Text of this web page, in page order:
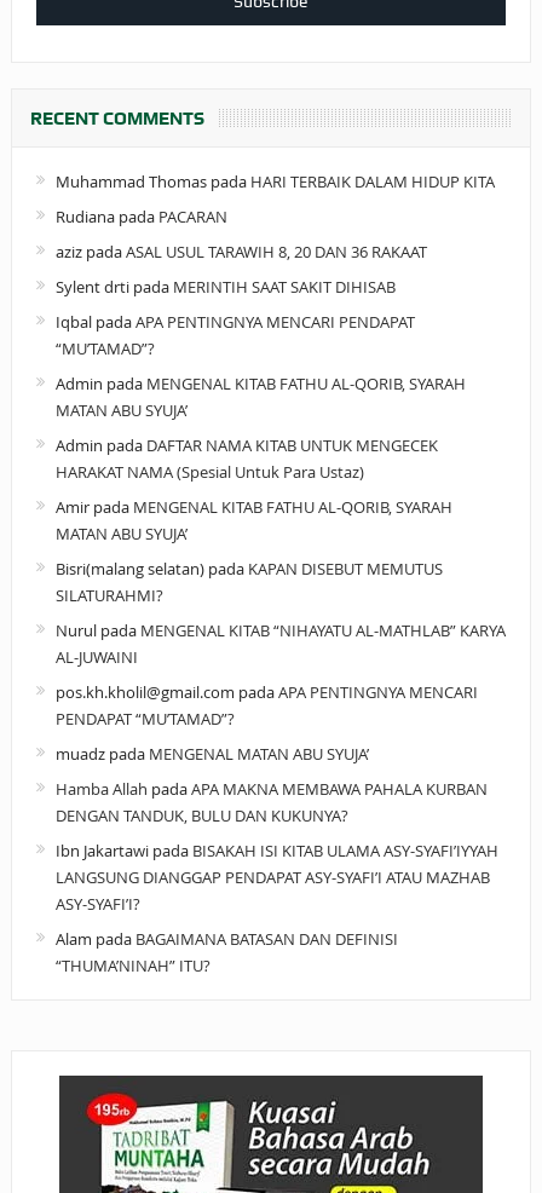
RECENT COMMENTS
Muhammad Thomaspada HARI TERBAIK DALAM HIDUP KITA
Rudianapada PACARAN
azizpadaASAL USUL TARAWIH 8, 20 DAN 36 RAKAAT
Sylent drtipada MERINTIH SAAT SAKIT DIHISAB
IqbalpadaAPA PENTINGNYA MENCARI PENDAPAT
“MU’TAMAD”?
Admin pada MENGENAL KITAB FATHU AL-QORIB, SYARAH
MATAN ABU SYUJA’
Admin pada DAFTAR NAMA KITAB UNTUK MENGECEK
HARAKAT NAMA (Spesial Untuk Para Ustaz)
Amirpada MENGENAL KITAB FATHU AL-QORIB, SYARAH
MATAN ABU SYUJA’
Bisri(malang selatan)pada KAPAN DISEBUT MEMUTUS
SILATURAHMI?
Nurulpada MENGENAL KITAB “NIHAYATU AL-MATHLAB” KARYA
AL-JUWAINI
pos.kh.kholil@gmail.com padaAPA PENTINGNYA MENCARI
PENDAPAT “MU’TAMAD”?
muadzpada MENGENAL MATAN ABU SYUJA’
Hamba Allah padaAPA MAKNA MEMBAWA PAHALA KURBAN
DENGAN TANDUK, BULU DAN KUKUNYA?
Ibn Jakartawipada BISAKAH ISI KITAB ULAMA ASY-SYAFI’IYYAH
LANGSUNG DIANGGAP PENDAPAT ASY-SYAFI’I ATAU MAZHAB
ASY-SYAFI’I?
Alam pada BAGAIMANA BATASAN DAN DEFINISI
“THUMA’NINAH” ITU?